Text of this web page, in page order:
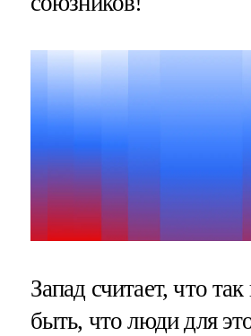
Запад считает, что
быть, что люди для